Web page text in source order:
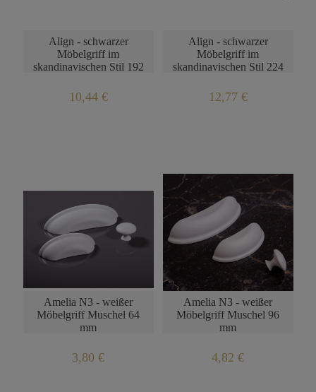
Align - schwarzer
Möbelgriff im
skandinavischen Stil 192
10,44 €
Align - schwarzer
Möbelgriff im
skandinavischen Stil 224
12,77 €
Amelia N3 - weißer
Möbelgriff Muschel 64
mm
3,80 €
BENACHRICHTIGUNG
PRODUKTVERFÜGBARKEIT
Amelia N3 - weißer
Möbelgriff Muschel 96
mm
4,82 €
BENACHRICHTIGUNG
ÜBER DIE